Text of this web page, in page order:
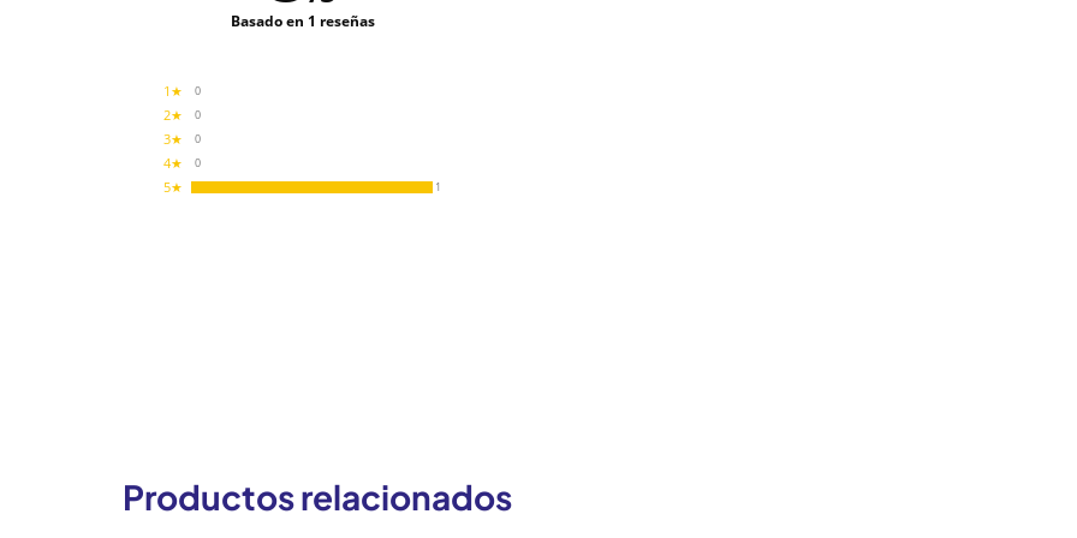
0
1★
0
2★
0
3★
0
4★
1
5★
Basado en 1 reseñas
Productos relacionados